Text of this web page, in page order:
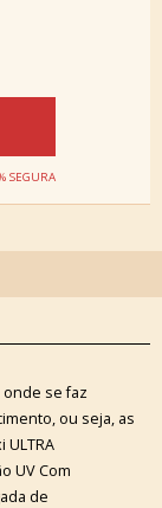
se faz
ou seja, as
UV Com
de